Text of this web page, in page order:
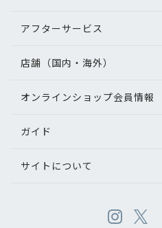
アフターサービス
店舗（国内・海外）
オンラインショップ会員情報
ガイド
サイトについて